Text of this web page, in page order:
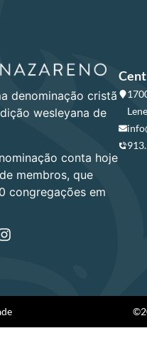
denominação cristã
wesleyana de
conta hoje
membros, que
congregações em